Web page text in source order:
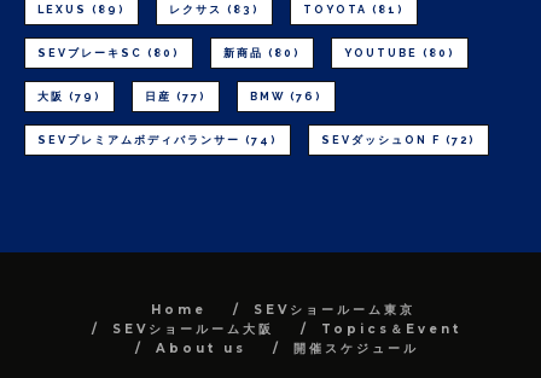
LEXUS (89) レクサス (83) TOYOTA (81)
SEVブレーキSC (80) 新商品 (80) YOUTUBE (80)
大阪 (79) 日産 (77) BMW (76)
SEVプレミアムボディバランサー (74) SEVダッシュON F (72)
Home
SEVショールーム東京
SEVショールーム大阪
Topics＆Event
About us
開催スケジュール